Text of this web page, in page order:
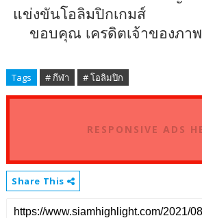
แข่งขันโอลิมปิกเกมส์
ขอบคุณ เครดิตเจ้าของภาพ
Tags # กีฬา # โอลิมปิก
RESPONSIVE ADS
Share This